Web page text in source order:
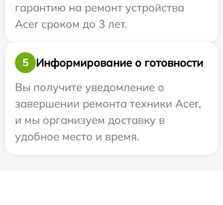
гарантию на ремонт устройства
Acer сроком до 3 лет.
5
Информирование о готовности
Вы получите уведомление о
завершении ремонта техники Acer,
и мы организуем доставку в
удобное место и время.